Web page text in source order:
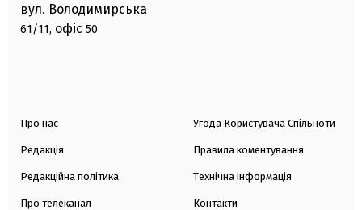
вул. Володимирська
61/11, офіс 50
Про нас
Редакція
Редакційна політика
Про телеканал
Угода Користувача Спільноти
Правила коментування
Технічна інформація
Контакти